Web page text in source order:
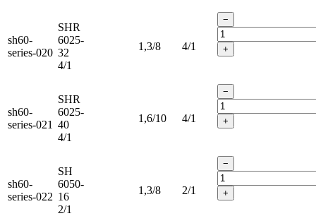
sh60-
series-020
SHR
6025-
32
4/1
1,3/8 4/1
−
+
sh60-
series-021
SHR
6025-
40
4/1
1,6/10 4/1
−
+
sh60-
series-022
SH
6050-
16
2/1
1,3/8 2/1
−
+